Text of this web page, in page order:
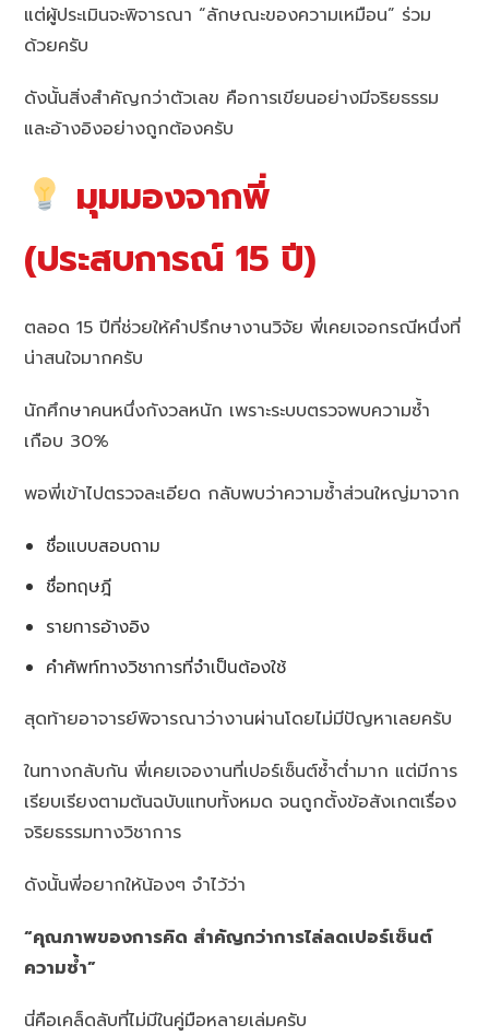
แต่ผู้ประเมินจะพิจารณา “ลักษณะของความเหมือน” ร่วม
ด้วยครับ
ดังนั้นสิ่งสำคัญกว่าตัวเลข คือการเขียนอย่างมีจริยธรรม
และอ้างอิงอย่างถูกต้องครับ
มุมมองจากพี่
(ประสบการณ์ 15 ปี)
ตลอด 15 ปีที่ช่วยให้คำปรึกษางานวิจัย พี่เคยเจอกรณีหนึ่งที่
น่าสนใจมากครับ
นักศึกษาคนหนึ่งกังวลหนัก เพราะระบบตรวจพบความซ้ำ
เกือบ 30%
พอพี่เข้าไปตรวจละเอียด กลับพบว่าความซ้ำส่วนใหญ่มาจาก
ชื่อแบบสอบถาม
ชื่อทฤษฎี
รายการอ้างอิง
คำศัพท์ทางวิชาการที่จำเป็นต้องใช้
สุดท้ายอาจารย์พิจารณาว่างานผ่านโดยไม่มีปัญหาเลยครับ
ในทางกลับกัน พี่เคยเจองานที่เปอร์เซ็นต์ซ้ำต่ำมาก แต่มีการ
เรียบเรียงตามต้นฉบับแทบทั้งหมด จนถูกตั้งข้อสังเกตเรื่อง
จริยธรรมทางวิชาการ
ดังนั้นพี่อยากให้น้องๆ จำไว้ว่า
“คุณภาพของการคิด สำคัญกว่าการไล่ลดเปอร์เซ็นต์
ความซ้ำ”
นี่คือเคล็ดลับที่ไม่มีในคู่มือหลายเล่มครับ